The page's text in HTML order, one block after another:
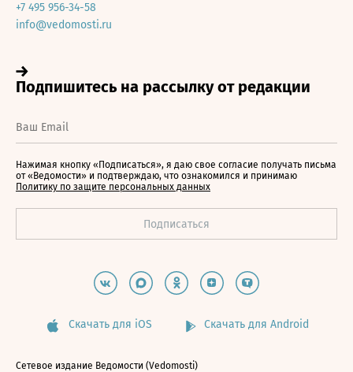
+7 495 956-34-58
info@vedomosti.ru
Нажимая кнопку «Подписаться», я даю свое согласие получать письма
от «Ведомости» и подтверждаю, что ознакомился и принимаю
Политику по защите персональных данных
Скачать для iOS Скачать для Android
Сетевое издание Ведомости (Vedomosti)